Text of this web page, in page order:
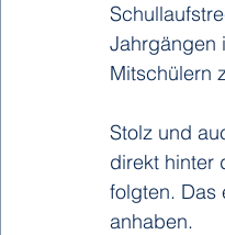
Jahrgängen
Mitschülern
Stolz und
direkt hinter
folgten. Das
anhaben.